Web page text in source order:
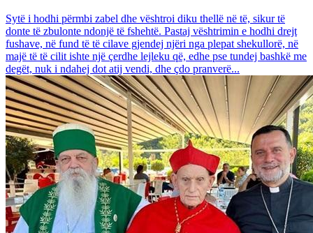
Sytë i hodhi përmbi zabel dhe vështroi diku thellë në të, sikur të
donte të zbulonte ndonjë të fshehtë. Pastaj vështrimin e hodhi drejt
fushave, në fund të të cilave gjendej njëri nga plepat shekullorë, në
majë të të cilit ishte një çerdhe lejleku që, edhe pse tundej bashkë me
degët, nuk i ndahej dot atij vendi, dhe çdo pranverë...